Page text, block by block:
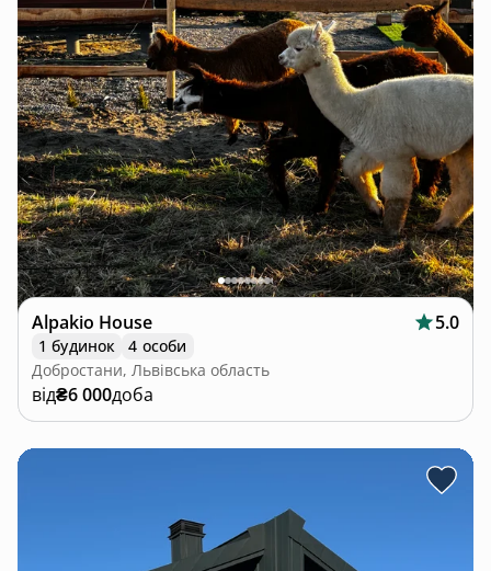
Alpakio House 5.0
1 будинок
4 особи
Добростани, Львівська область
від₴6 000доба